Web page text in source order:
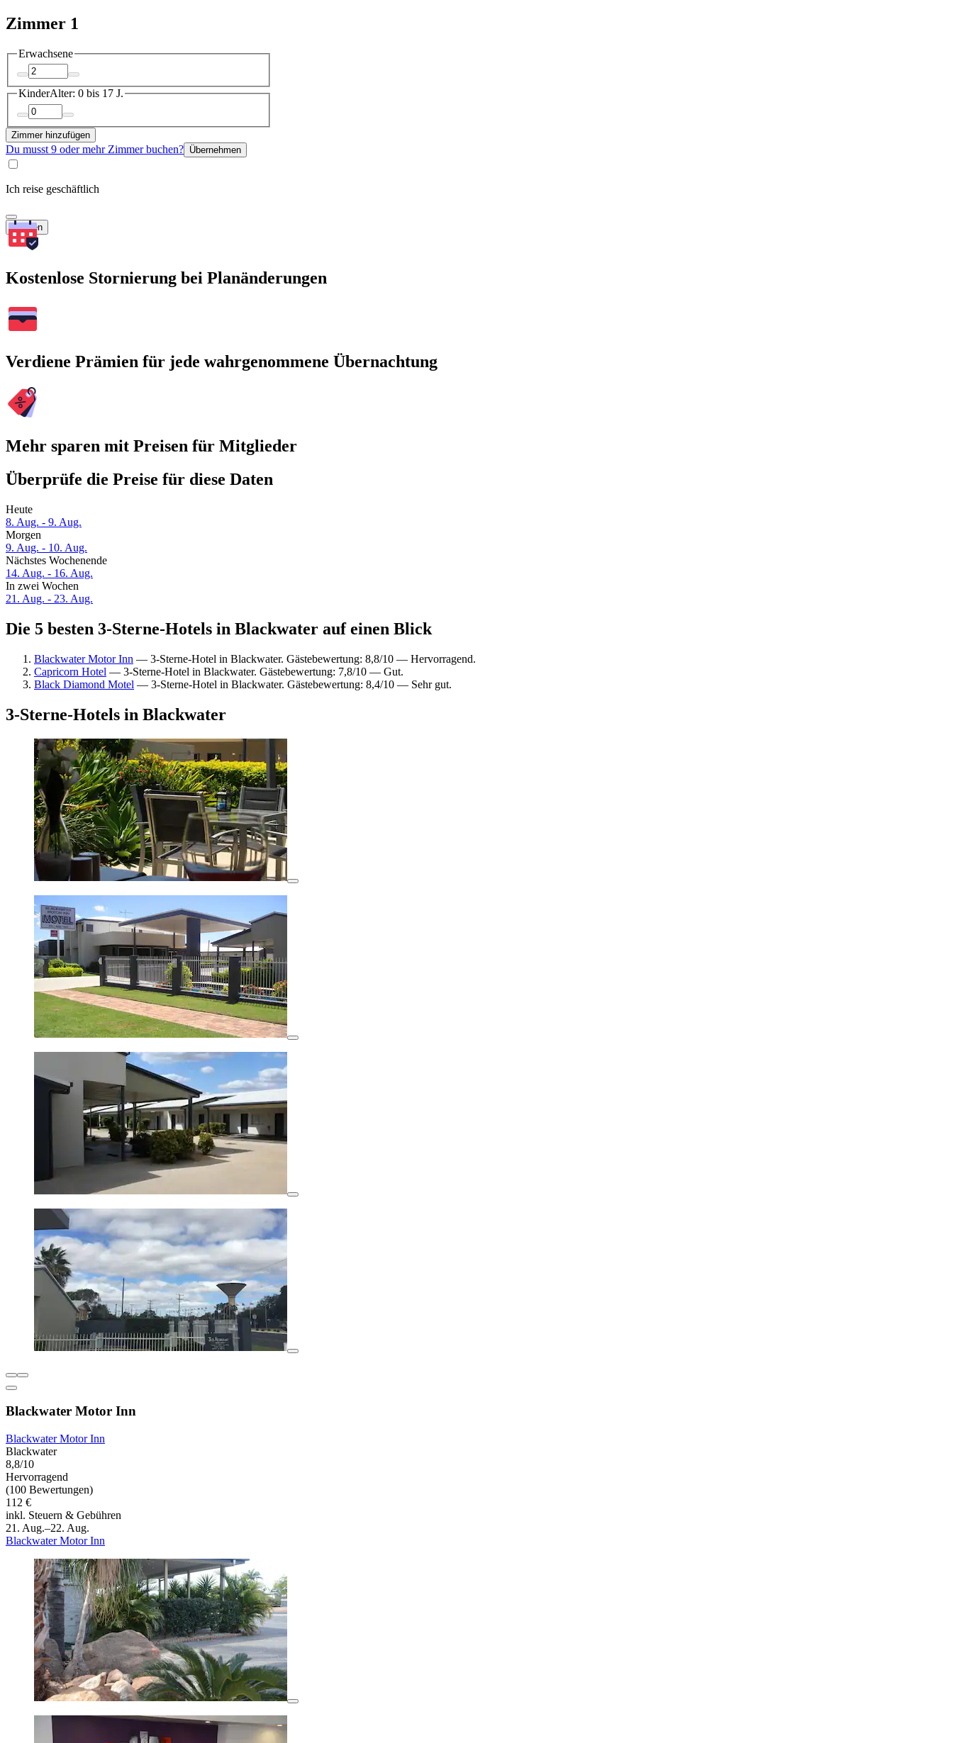
Zimmer 1
Erwachsene
KinderAlter: 0 bis 17 J.
Zimmer hinzufügen
Du musst 9 oder mehr Zimmer buchen? Übernehmen
Ich reise geschäftlich
Suchen
Kostenlose Stornierung bei Planänderungen
Verdiene Prämien für jede wahrgenommene Übernachtung
Mehr sparen mit Preisen für Mitglieder
Überprüfe die Preise für diese Daten
Heute
8. Aug. - 9. Aug.
Morgen
9. Aug. - 10. Aug.
Nächstes Wochenende
14. Aug. - 16. Aug.
In zwei Wochen
21. Aug. - 23. Aug.
Die 5 besten 3-Sterne-Hotels in Blackwater auf einen Blick
Blackwater Motor Inn — 3-Sterne-Hotel in Blackwater. Gästebewertung: 8,8/10 — Hervorragend.
Capricorn Hotel — 3-Sterne-Hotel in Blackwater. Gästebewertung: 7,8/10 — Gut.
Black Diamond Motel — 3-Sterne-Hotel in Blackwater. Gästebewertung: 8,4/10 — Sehr gut.
3-Sterne-Hotels in Blackwater
Blackwater Motor Inn
Blackwater Motor Inn
Blackwater
8,8/10
Hervorragend
(100 Bewertungen)
112 €
inkl. Steuern & Gebühren
21. Aug.–22. Aug.
Blackwater Motor Inn